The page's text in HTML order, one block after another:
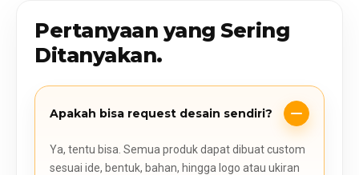
Pertanyaan yang Sering
Ditanyakan.
Apakah bisa request desain sendiri?
Ya, tentu bisa. Semua produk dapat dibuat custom
sesuai ide, bentuk, bahan, hingga logo atau ukiran